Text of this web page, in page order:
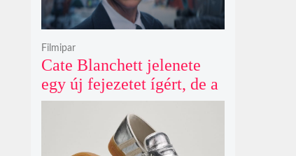
Cate Blanchett jelenete
egy új fejezetet ígért, de a
Netflix törölte David
Fincher Squid Game
Filmipar